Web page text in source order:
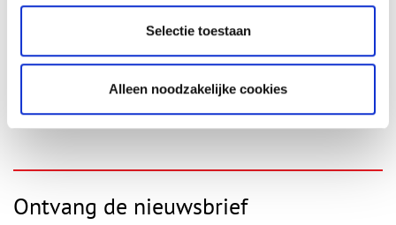
Selectie toestaan
Alleen noodzakelijke cookies
langs de Amstel als zeer aantrekkelijk beschouwd. ‘Als de
overheid niet met strakke hand regeerde zou er een
het nooit komen. De Amstel en haar oevers zijn er voor iedereen.’
Ontvang de nieuwsbrief